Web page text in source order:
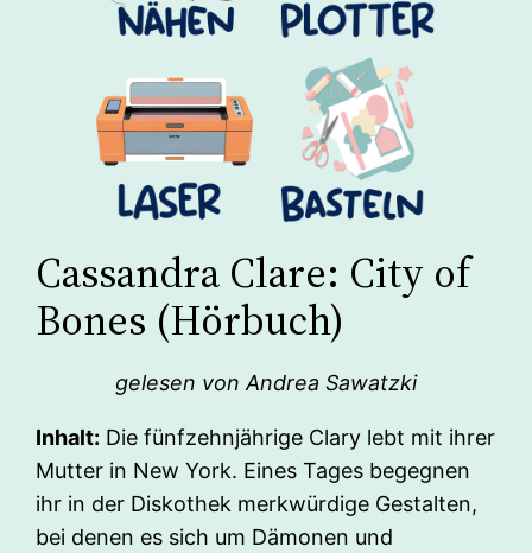
Cassandra Clare: City of
Bones (Hörbuch)
gelesen von Andrea Sawatzki
Inhalt: Die fünfzehnjährige Clary lebt mit ihrer
Mutter in New York. Eines Tages begegnen
ihr in der Diskothek merkwürdige Gestalten,
bei denen es sich um Dämonen und